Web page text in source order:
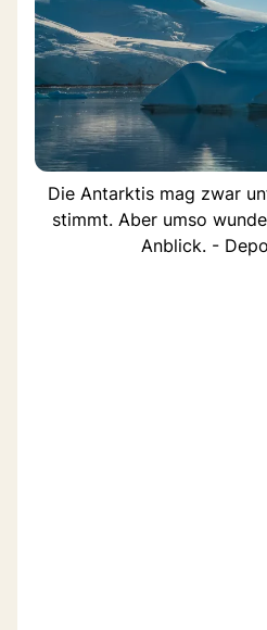
Die Antarktis mag zwar
stimmt. Aber umso
Anblick. -